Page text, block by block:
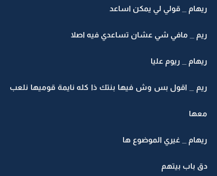
ريهام _ قولي لي يمكن اساعد
ريم _ مافي شي عشان تساعدي فيه اصلا
ريهام _ ريوم عليا
ريم _ اقول بس وش فيها بنتك ذا كله نايمة قوميها نلعب
معها
ريهام _ غيري الموضوع ها
دق باب بيتهم